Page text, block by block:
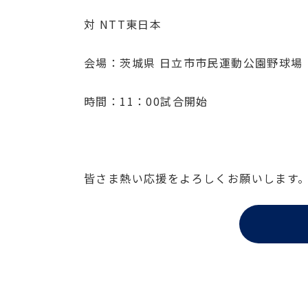
対 NTT東日本
会場：茨城県 日立市市民運動公園野球場
時間：11：00試合開始
皆さま熱い応援をよろしくお願いします。